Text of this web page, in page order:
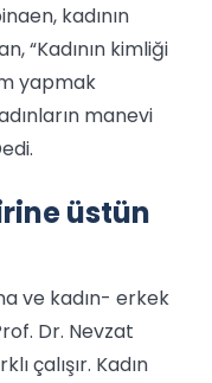
kadının
“Kadının kimliği
yapmak
manevi
üstün
ve kadın- erkek
Dr. Nevzat
çalışır. Kadın